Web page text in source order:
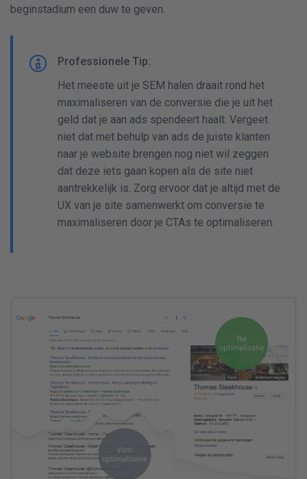
beginstadium een duw te geven.
Professionele Tip:
Het meeste uit je SEM halen draait rond het
maximaliseren van de conversie die je uit het
geld dat je aan ads spendeert haalt. Vergeet
niet dat met behulp van ads de juiste klanten
naar je website brengen nog niet wil zeggen
dat deze iets gaan kopen als de site niet
aantrekkelijk is. Zorg ervoor dat je altijd met de
UX van je site samenwerkt om conversie te
maximaliseren door je CTAs te optimaliseren.